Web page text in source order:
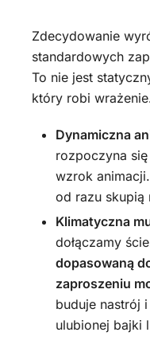
Zdecydowanie
standardowych
To nie jest
który robi
Dynamiczna
rozpoczyna
wzrok
od razu skupią
Klimatyczna
dołączamy
dopasowaną
zaproszeniu
buduje nastrój
ulubionej bajki